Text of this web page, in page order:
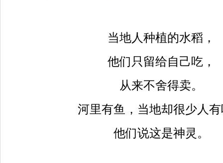
当地人种植的水稻，
他们只留给自己吃，
从来不舍得卖。
河里有鱼，当地却很少人
他们说这是神灵。